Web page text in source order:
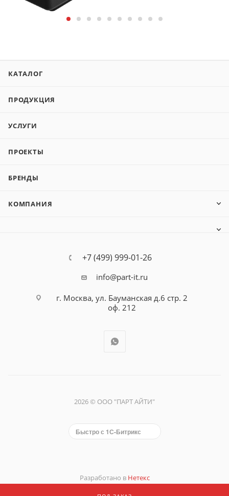
КАТАЛОГ
ПРОДУКЦИЯ
УСЛУГИ
ПРОЕКТЫ
БРЕНДЫ
КОМПАНИЯ
+7 (499) 999-01-26
info@part-it.ru
г. Москва, ул. Бауманская д.6 стр. 2
оф. 212
2026 © ООО "ПАРТ АЙТИ"
Быстро с 1С-Битрикс
Разработано в Нетекс